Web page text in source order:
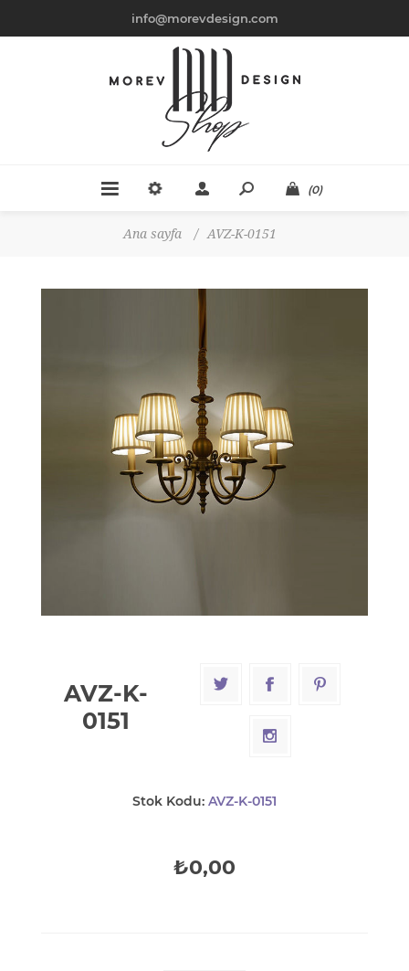
info@morevdesign.com
(0)
Ana sayfa / AVZ-K-0151
AVZ-K-
0151
Stok Kodu: AVZ-K-0151
₺0,00